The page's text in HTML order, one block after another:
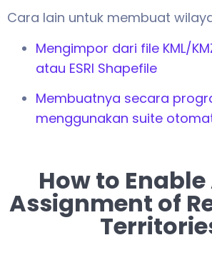
Cara lain untuk membuat
Mengimpor dari file KML/
atau ESRI Shapefile
Membuatnya secara
menggunakan suite
How to
Assignment of